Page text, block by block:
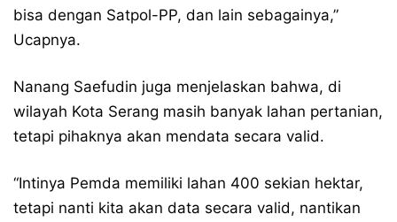
bisa dengan Satpol-PP, dan lain sebagainya,”
Ucapnya.
Nanang Saefudin juga menjelaskan bahwa, di
wilayah Kota Serang masih banyak lahan pertanian,
tetapi pihaknya akan mendata secara valid.
“Intinya Pemda memiliki lahan 400 sekian hektar,
tetapi nanti kita akan data secara valid, nantikan